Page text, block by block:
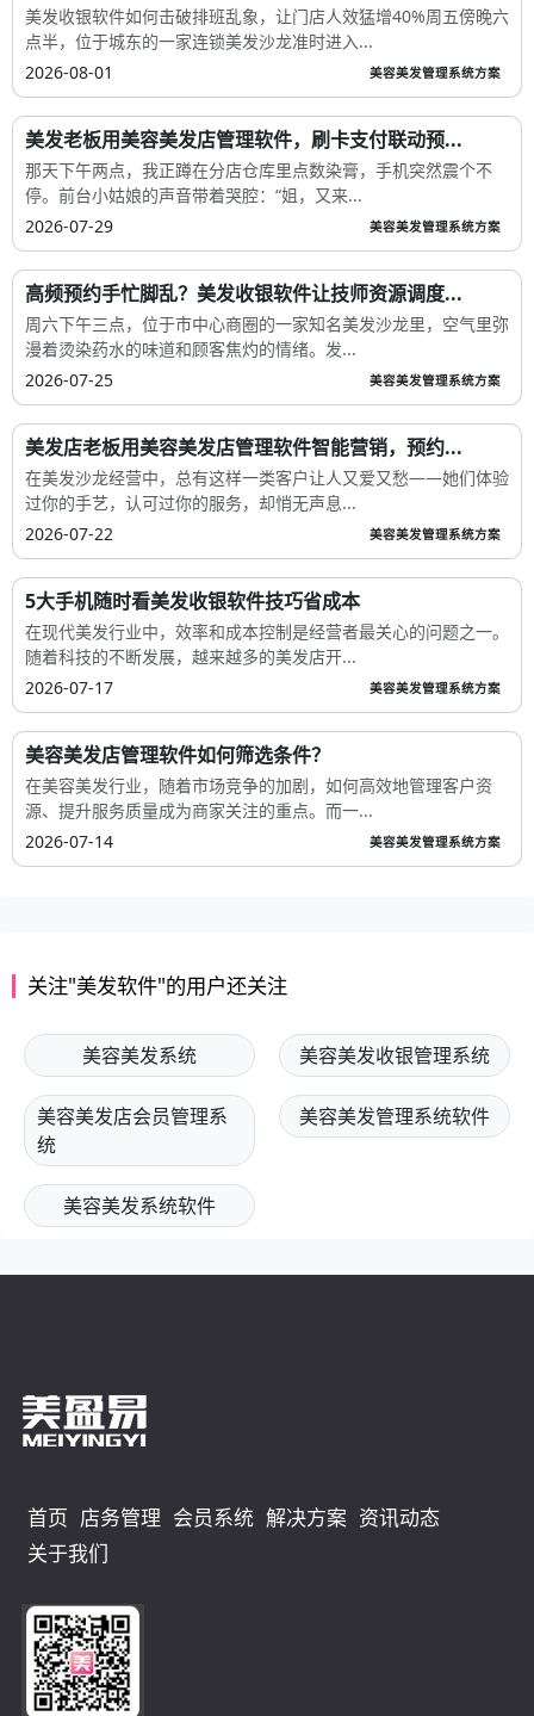
美发收银软件如何击破排班乱象，让门店人效猛增40%周五傍晚六
点半，位于城东的一家连锁美发沙龙准时进入...
2026-08-01
美容美发管理系统方案
美发老板用美容美发店管理软件，刷卡支付联动预...
那天下午两点，我正蹲在分店仓库里点数染膏，手机突然震个不
停。前台小姑娘的声音带着哭腔：“姐，又来...
2026-07-29
美容美发管理系统方案
高频预约手忙脚乱？美发收银软件让技师资源调度...
周六下午三点，位于市中心商圈的一家知名美发沙龙里，空气里弥
漫着烫染药水的味道和顾客焦灼的情绪。发...
2026-07-25
美容美发管理系统方案
美发店老板用美容美发店管理软件智能营销，预约...
在美发沙龙经营中，总有这样一类客户让人又爱又愁——她们体验
过你的手艺，认可过你的服务，却悄无声息...
2026-07-22
美容美发管理系统方案
5大手机随时看美发收银软件技巧省成本
在现代美发行业中，效率和成本控制是经营者最关心的问题之一。
随着科技的不断发展，越来越多的美发店开...
2026-07-17
美容美发管理系统方案
美容美发店管理软件如何筛选条件？
在美容美发行业，随着市场竞争的加剧，如何高效地管理客户资
源、提升服务质量成为商家关注的重点。而一...
2026-07-14
美容美发管理系统方案
关注"美发软件"的用户还关注
美容美发系统 美容美发收银管理系统
美容美发店会员管理系
统
美容美发管理系统软件
美容美发系统软件
首页 店务管理 会员系统 解决方案 资讯动态
关于我们